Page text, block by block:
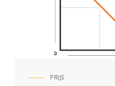
CAT
PRIJS